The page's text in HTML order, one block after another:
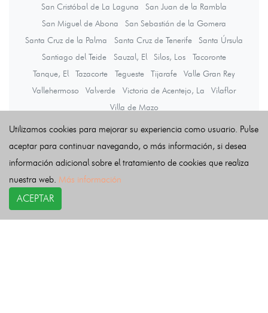
San Cristóbal de La Laguna
San Juan de la Rambla
San Miguel de Abona
San Sebastián de la Gomera
Santa Cruz de la Palma
Santa Cruz de Tenerife
Santa Úrsula
Santiago del Teide
Sauzal, El Silos, Los
Tacoronte
Tanque, El
Tazacorte Tegueste Tijarafe
Valle Gran Rey
Vallehermoso
Valverde Victoria de Acentejo, La
Vilaflor
Villa de Mazo
Últimas noticias
Utilizamos cookies para mejorar su experiencia como usuario. Pulse
aceptar para continuar navegando, o más información, si desea
información adicional sobre el tratamiento de cookies que realiza
nuestra web. Más información
ACEPTAR